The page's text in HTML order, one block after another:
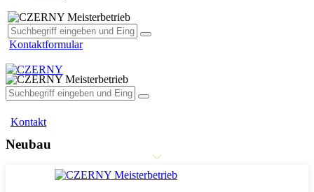
facebook
Kontaktformular
facebook
Kontakt
Neubau